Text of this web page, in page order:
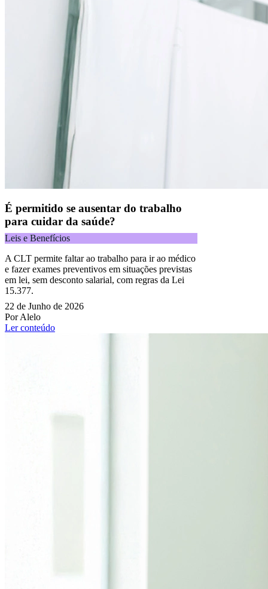
É permitido se ausentar do trabalho
para cuidar da saúde?
Leis e Benefícios
A CLT permite faltar ao trabalho para ir ao médico
e fazer exames preventivos em situações previstas
em lei, sem desconto salarial, com regras da Lei
15.377.
22 de Junho de 2026
Por Alelo
Ler conteúdo